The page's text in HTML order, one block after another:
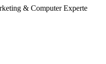
& Computer Experte